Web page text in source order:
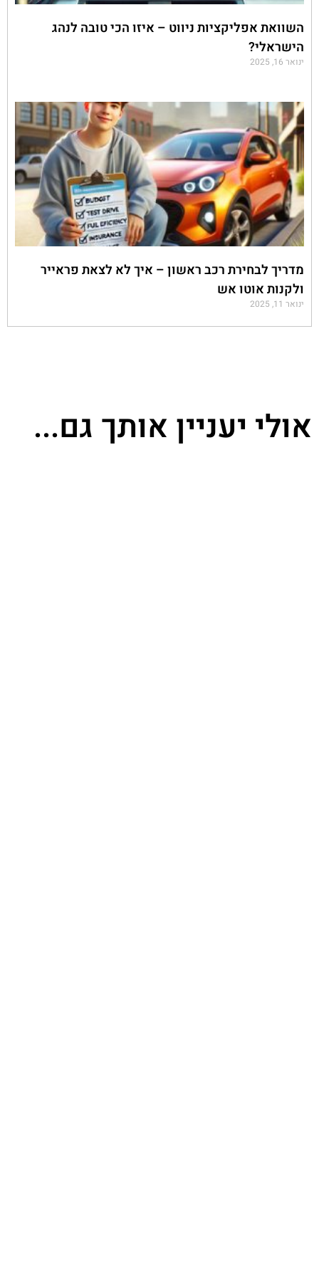
השוואת אפליקציות ניווט – איזו הכי טובה לנהג
הישראלי?
ינואר 16, 2025
מדריך לבחירת רכב ראשון – איך לא לצאת פראייר
ולקנות אוטו אש
ינואר 11, 2025
אולי יעניין אותך גם...